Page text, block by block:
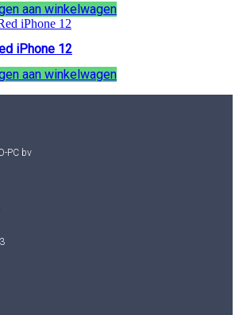
aan winkelwagen
iPhone 12
aan winkelwagen
PC bv